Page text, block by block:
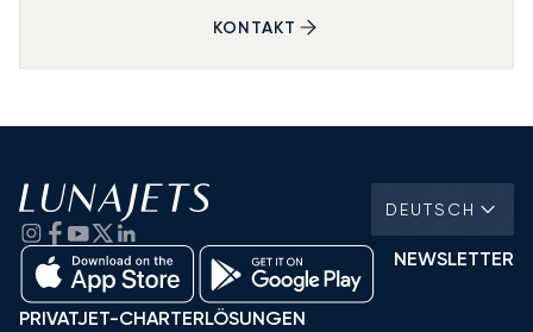
KONTAKT
DEUTSCH
NEWSLETTER
PRIVATJET-CHARTERLÖSUNGEN